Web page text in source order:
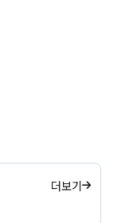
더보기